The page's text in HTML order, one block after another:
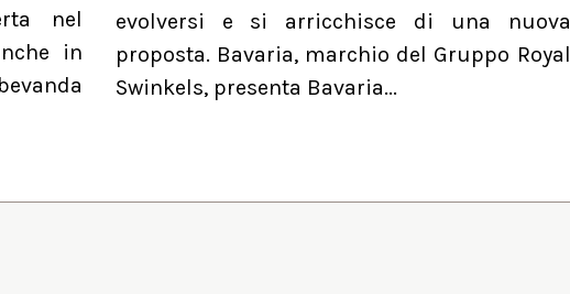
nel
in
evolversi e si arricchisce di una nuova
proposta. Bavaria, marchio del Gruppo Royal
Swinkels, presenta Bavaria...